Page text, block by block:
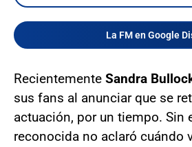
La FM en Google
Recientemente Sandra
sus fans al anunciar que se
actuación, por un tiempo. Sin
reconocida no aclaró cuándo